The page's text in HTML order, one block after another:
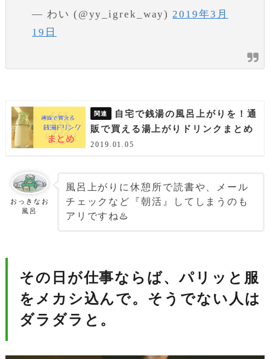
— わい (@yy_igrek_way)2019年3月
19日
自宅で銭湯の風呂上がりを！通
販で買える湯上がりドリンクまとめ
2019.01.05
おっきなお
風呂
風呂上がりに休憩所で読書や、メール
チェックなど『朝活』してしまうのも
アリですね♨️
その日が仕事ならば、パリッと服
をメカシ込んで。そうでない人は
ダラダラと。